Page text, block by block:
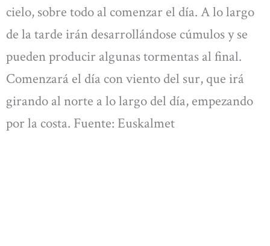
cielo, sobre todo al comenzar el día. A lo largo
de la tarde irán desarrollándose cúmulos y se
pueden producir algunas tormentas al final.
Comenzará el día con viento del sur, que irá
girando al norte a lo largo del día, empezando
por la costa. Fuente: Euskalmet